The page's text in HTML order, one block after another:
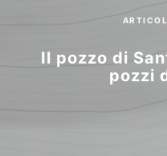
Il pozzo di
pozzi